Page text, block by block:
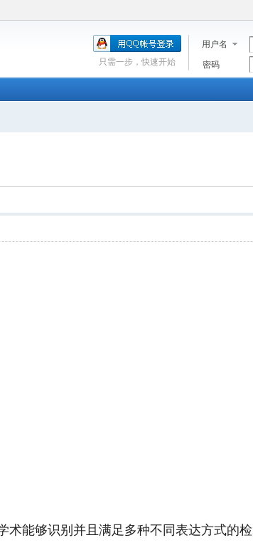
用户名
密码
只需一步，快速开始
能够识别并且满足多种不同表达方式的